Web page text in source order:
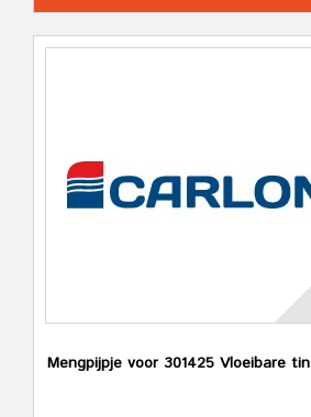
Mengpijpje voor 301425 Vloeibare tin